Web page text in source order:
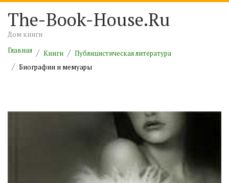
The-Book-House.Ru
Дом книги
Главная
Книги
Публицистическая литература
Биографии и мемуары